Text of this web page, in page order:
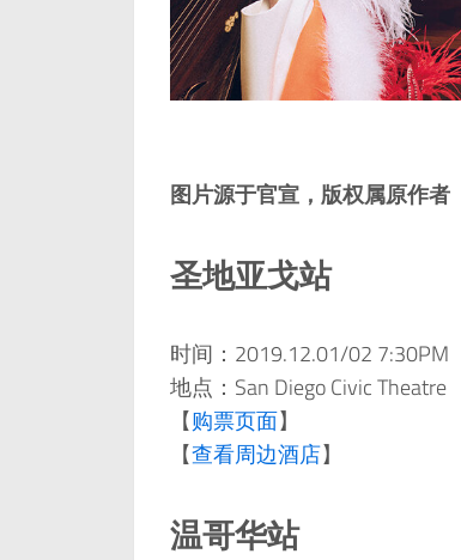
图片源于官宣，版权属原作者
圣地亚戈站
时间：2019.12.01/02 7:30PM
地点：San Diego Civic Theatre
【购票页面】
【查看周边酒店】
温哥华站